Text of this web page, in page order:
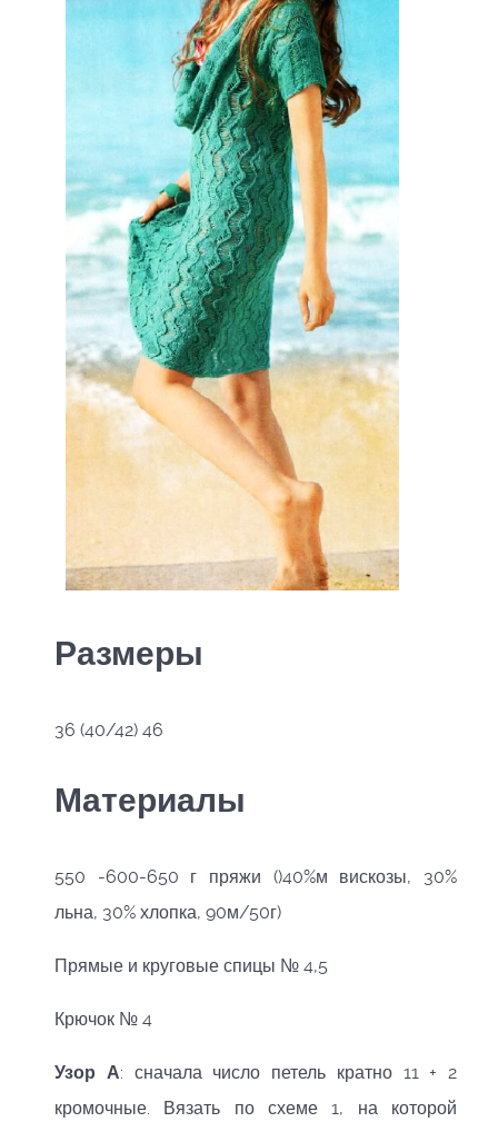
Размеры
36 (40/42) 46
Материалы
550 -600-650 г пряжи ()40%м вискозы, 30%
льна, 30% хлопка, 90м/50г)
Прямые и круговые спицы № 4,5
Крючок № 4
Узор А: сначала число петель кратно 11 + 2
кромочные. Вязать по схеме 1, на которой